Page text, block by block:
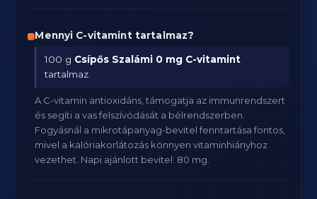
Mennyi C-vitamint tartalmaz?
100 g Csípős Szalámi 0 mg C-vitamint
tartalmaz.
A C-vitamin antioxidáns, támogatja az immunrendszert
és segíti a vas felszívódását a bélrendszerben.
Fogyásnál a mikrotápanyag-bevitel fenntartása fontos,
mivel a kalóriakorlátozás könnyen vitaminhiányhoz
vezethet. Napi ajánlott bevitel: 80 mg.